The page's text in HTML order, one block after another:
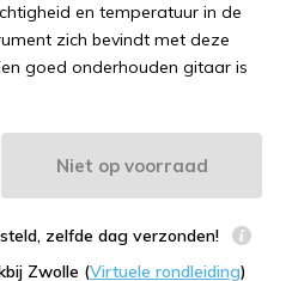
en temperatuur in de
zich bevindt met deze
goed onderhouden gitaar is
Niet op voorraad
zelfde dag verzonden!
Zwolle (Virtuele rondleiding)